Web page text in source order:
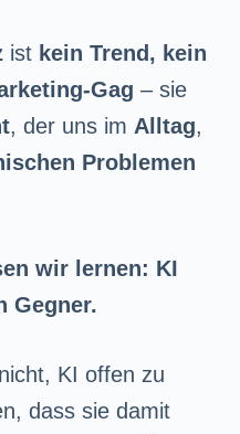
ist kein Trend, kein
Gag – sie
, der uns im Alltag,
Problemen
wir lernen: KI
Gegner.
KI offen zu
dass sie damit